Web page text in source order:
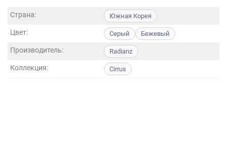
Страна: Южная Корея
Цвет: Серый Бежевый
Производитель: Radianz
Коллекция: Cirrus